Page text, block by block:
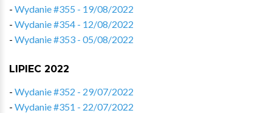
- Wydanie #355 - 19/08/2022
- Wydanie #354 - 12/08/2022
- Wydanie #353 - 05/08/2022
LIPIEC 2022
- Wydanie #352 - 29/07/2022
- Wydanie #351 - 22/07/2022